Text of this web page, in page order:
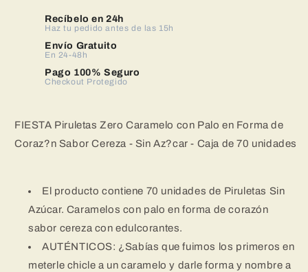
Caramelo
con
Palo
Forma
Sabor
Cereza
Az?
car
Caja
de
70
Caramelo
con
Palo
Forma
de
Sabor
Cereza
Az?
car
Caja
de
70
Recíbelo en 24h
Haz tu pedido antes de las 15h
Envío Gratuito
En 24-48h
Pago 100% Seguro
Checkout Protegido
FIESTA Piruletas Zero Caramelo con Palo en Forma de
Coraz?n Sabor Cereza - Sin Az?car - Caja de 70 unidades
El producto contiene 70 unidades de Piruletas Sin
Azúcar. Caramelos con palo en forma de corazón
sabor cereza con edulcorantes.
AUTÉNTICOS: ¿Sabías que fuimos los primeros en
meterle chicle a un caramelo y darle forma y nombre a